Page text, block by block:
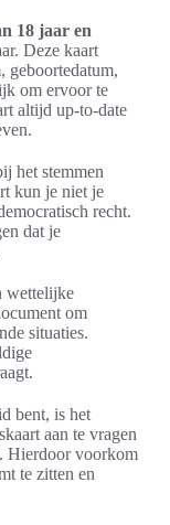
18 jaar en
Deze kaart
geboortedatum,
om ervoor te
altijd up-to-date
het stemmen
kun je niet je
recht.
dat je
wettelijke
om
situaties.
bent, is het
aan te vragen
Hierdoor voorkom
te zitten en